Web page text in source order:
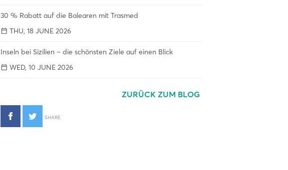
30 % Rabatt auf die Balearen mit Trasmed
THU, 18 JUNE 2026
Inseln bei Sizilien – die schönsten Ziele auf einen Blick
WED, 10 JUNE 2026
ZURÜCK ZUM BLOG
SHARE